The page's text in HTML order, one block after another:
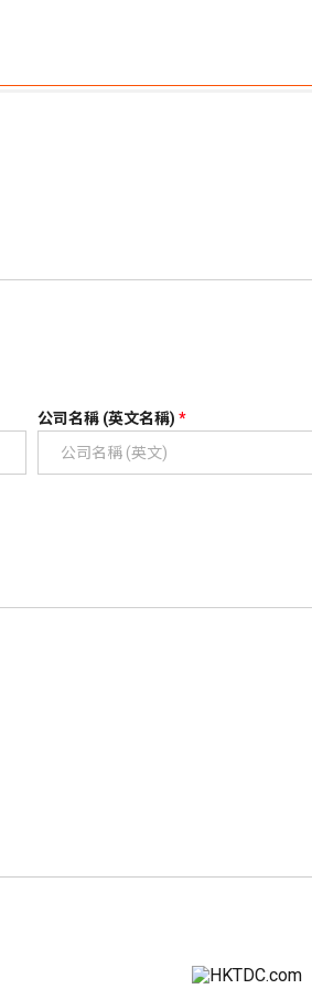
公司名稱 (英文名稱) *